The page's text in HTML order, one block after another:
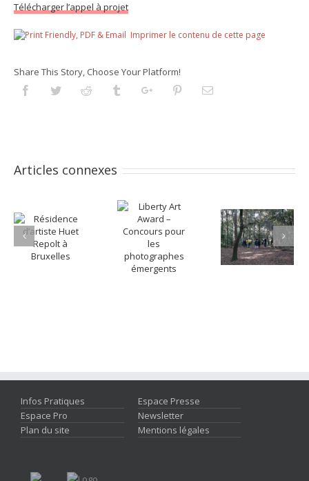
Télécharger l’appel à projet
Imprimer le contenu de cette page
Share This Story, Choose Your Platform!
FacebookTwitterReddit TumblrGoogleplusPinterestEmail
Articles connexes
Infos Pratiques
Espace Presse
Espace Pro
Newsletter
Plan du site
Mentions légales